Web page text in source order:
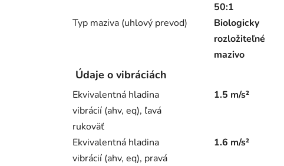
50:1
Typ maziva (uhlový prevod)
Biologicky
rozložiteľné
mazivo
Údaje o vibráciách
Ekvivalentná hladina
vibrácií (ahv, eq), ľavá
rukoväť
1.5 m/s²
Ekvivalentná hladina
vibrácií (ahv, eq), pravá
1.6 m/s²